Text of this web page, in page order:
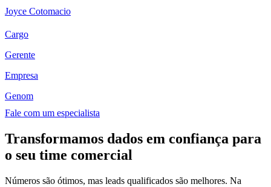
Joyce Cotomacio
Cargo
Gerente
Empresa
Genom
Fale com um especialista
Transformamos dados em confiança para
o seu time comercial
Números são ótimos, mas leads qualificados são melhores. Na